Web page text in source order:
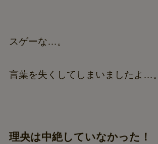
スゲーな…。
言葉を失くしてしまいましたよ…。
理央は中絶していなかった！